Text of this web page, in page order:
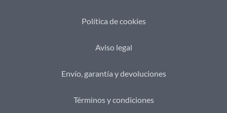
Política de cookies
Aviso legal
Envío, garantía y devoluciones
Términos y condiciones